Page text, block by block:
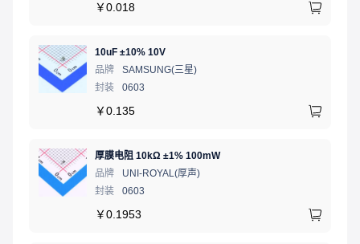
￥0.018
10uF ±10% 10V
品牌
SAMSUNG(三星)
封装
0603
￥0.135
厚膜电阻 10kΩ ±1% 100mW
品牌
UNI-ROYAL(厚声)
封装
0603
￥0.1953